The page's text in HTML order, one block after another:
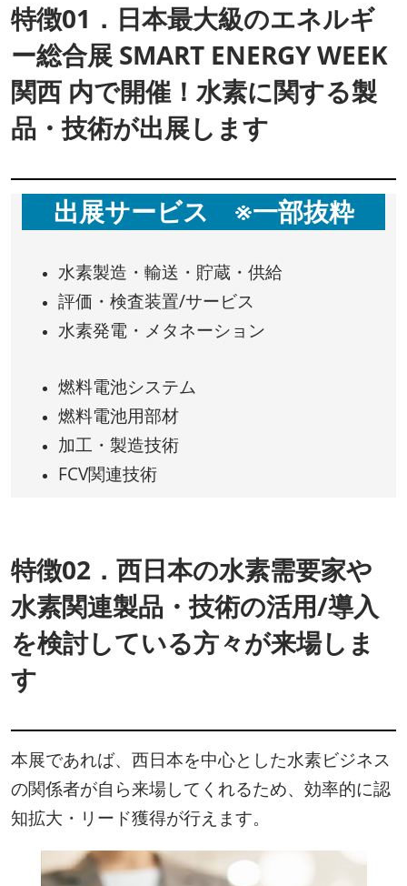
特徴01．日本最大級のエネルギ
ー総合展 SMART ENERGY WEEK
関西 内で開催！水素に関する製
品・技術が出展します
出展サービス ※一部抜粋
水素製造・輸送・貯蔵・供給
評価・検査装置/サービス
水素発電・メタネーション
燃料電池システム
燃料電池用部材
加工・製造技術
FCV関連技術
特徴02．西日本の水素需要家や
水素関連製品・技術の活用/導入
を検討している方々が来場しま
す
本展であれば、西日本を中心とした水素ビジネス
の関係者が自ら来場してくれるため、効率的に認
知拡大・リード獲得が行えます。